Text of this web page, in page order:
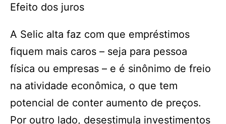
Efeito dos juros
A Selic alta faz com que empréstimos
fiquem mais caros – seja para pessoa
física ou empresas – e é sinônimo de freio
na atividade econômica, o que tem
potencial de conter aumento de preços.
Por outro lado, desestimula investimentos